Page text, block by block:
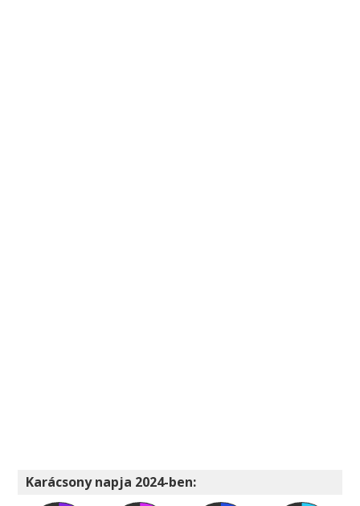
Karácsony napja 2024-ben: